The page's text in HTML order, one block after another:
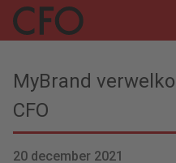
MyBrand
CFO
20 december 2021